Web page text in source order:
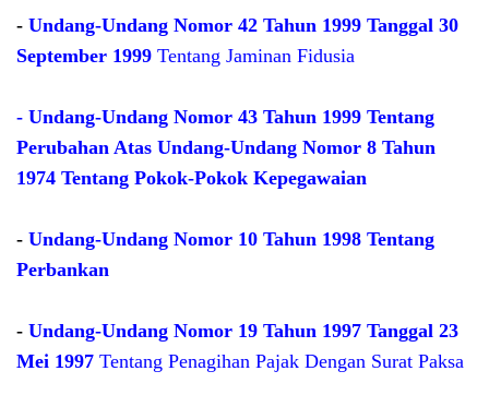
- Undang-Undang Nomor 42 Tahun 1999 Tanggal 30
September 1999 Tentang Jaminan Fidusia
- Undang-Undang Nomor 43 Tahun 1999 Tentang
Perubahan Atas Undang-Undang Nomor 8 Tahun
1974 Tentang Pokok-Pokok Kepegawaian
- Undang-Undang Nomor 10 Tahun 1998 Tentang
Perbankan
- Undang-Undang Nomor 19 Tahun 1997 Tanggal 23
Mei 1997 Tentang Penagihan Pajak Dengan Surat Paksa